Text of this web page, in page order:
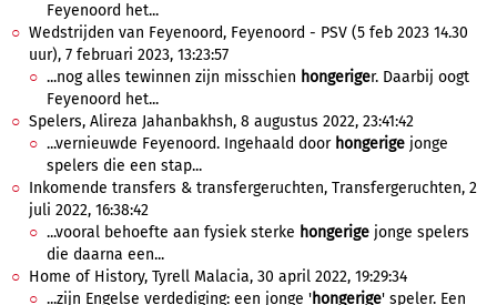
Feyenoord het...
Wedstrijden van Feyenoord, Feyenoord - PSV (5 feb 2023 14.30
uur), 7 februari 2023, 13:23:57
...nog alles tewinnen zijn misschien hongeriger. Daarbij oogt
Feyenoord het...
Spelers, Alireza Jahanbakhsh, 8 augustus 2022, 23:41:42
...vernieuwde Feyenoord. Ingehaald door hongerige jonge
spelers die een stap...
Inkomende transfers & transfergeruchten, Transfergeruchten, 2
juli 2022, 16:38:42
...vooral behoefte aan fysiek sterke hongerige jonge spelers
die daarna een...
Home of History, Tyrell Malacia, 30 april 2022, 19:29:34
...zijn Engelse verdediging: een jonge 'hongerige' speler. Een